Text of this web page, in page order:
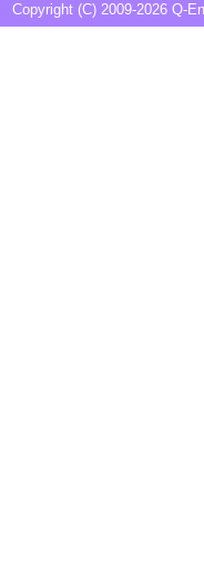
Copyright (C) 2009-2026 Q-